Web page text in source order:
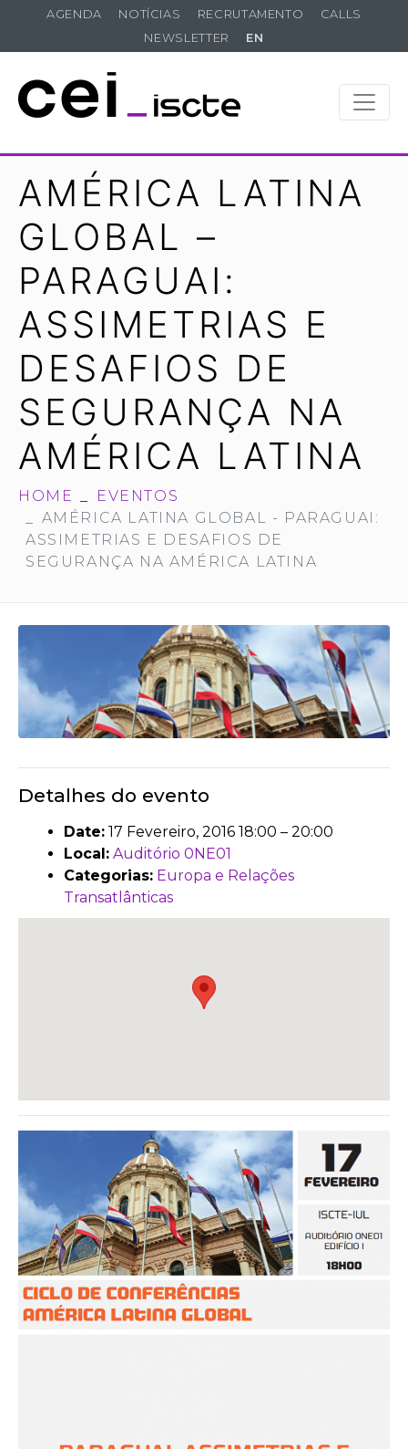
AGENDA NOTÍCIAS RECRUTAMENTO
CALLS
NEWSLETTER
EN
AMÉRICA LATINA
GLOBAL –
PARAGUAI:
ASSIMETRIAS E
DESAFIOS DE
SEGURANÇA NA
AMÉRICA LATINA
HOME
EVENTOS
AMÉRICA LATINA GLOBAL - PARAGUAI:
ASSIMETRIAS E DESAFIOS DE
SEGURANÇA NA AMÉRICA LATINA
Detalhes do evento
Date: 17 Fevereiro, 2016 18:00 – 20:00
Local: Auditório 0NE01
Categorias: Europa e Relações
Transatlânticas